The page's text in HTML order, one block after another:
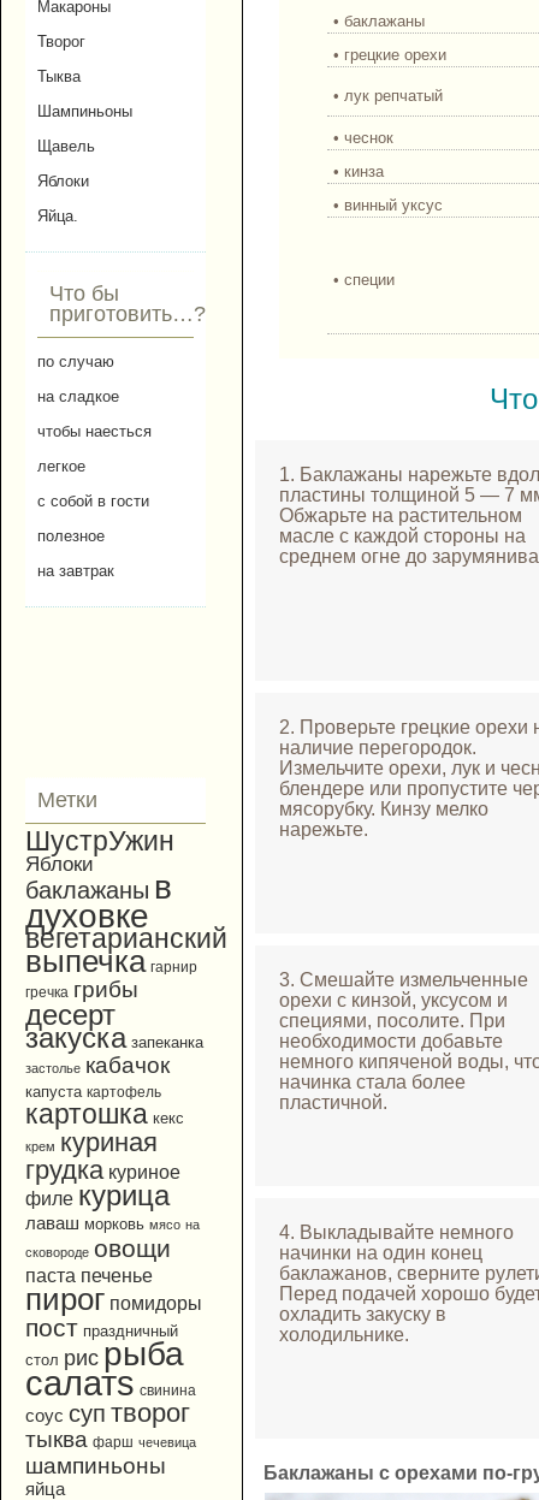
Макароны
Творог
Тыква
Шампиньоны
Щавель
Яблоки
Яйца.
Что бы
приготовить…?
по случаю
на сладкое
чтобы наесться
легкое
с собой в гости
полезное
на завтрак
Метки
ШустрУжин
Яблоки
баклажаны в
духовке
вегетарианский
выпечка гарнир
гречка грибы
десерт
закуска запеканка
застолье кабачок
капуста картофель
картошка кекс
крем куриная
грудка куриное
филе курица
лаваш морковь мясо на
сковороде овощи
паста печенье
пирог помидоры
пост праздничный
стол рис рыба
салатs свинина
соус суп творог
тыква фарш чечевица
шампиньоны
яйца
• баклажаны
• грецкие орехи
• лук репчатый
• чеснок
• кинза
• винный уксус
• специи
1. Баклажаны нарежьте
пластины толщиной 5 — 7
Обжарьте на растительном
масле с каждой стороны на
среднем огне до
2. Проверьте грецкие орехи
наличие перегородок.
Измельчите орехи, лук и
блендере или пропустите
мясорубку. Кинзу мелко
нарежьте.
3. Смешайте измельченные
орехи с кинзой, уксусом и
специями, посолите. При
необходимости добавьте
немного кипяченой воды,
начинка стала более
пластичной.
4. Выкладывайте немного
начинки на один конец
баклажанов, сверните
Перед подачей хорошо
охладить закуску в
холодильнике.
Баклажаны с орехами по-